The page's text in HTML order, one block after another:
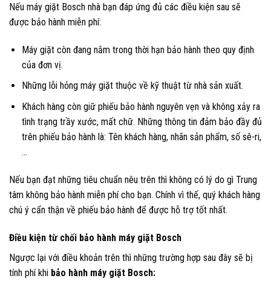
Nếu máy giặt Bosch nhà bạn đáp ứng đủ các điều kiện sau sẽ
được bảo hành miễn phí:
Máy giặt còn đang nằm trong thời hạn bảo hành theo quy định
của đơn vị.
Những lỗi hỏng máy giặt thuộc về kỹ thuật từ nhà sản xuất.
Khách hàng còn giữ phiếu bảo hành nguyên vẹn và không xảy ra
tình trạng trầy xước, mất chữ. Những thông tin đảm bảo đầy đủ
trên phiếu bảo hành là: Tên khách hàng, nhãn sản phẩm, số sê-ri,
…
Nếu bạn đạt những tiêu chuẩn nêu trên thì không có lý do gì Trung
tâm không bảo hành miễn phí cho bạn. Chính vì thế, quý khách hàng
chú ý cẩn thận về phiếu bảo hành để được hỗ trợ tốt nhất.
Điều kiện từ chối bảo hành máy giặt Bosch
Ngược lại với điều khoản trên thì những trường hợp sau đây sẽ bị
tính phí khi bảo hành máy giặt Bosch: